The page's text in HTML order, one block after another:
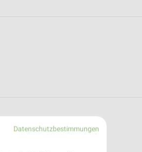
Datenschutzbestimmungen